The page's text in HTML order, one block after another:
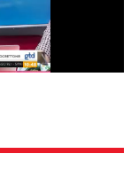
comentario